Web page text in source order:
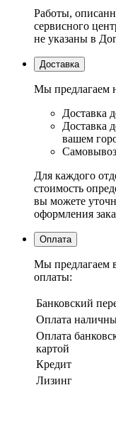
Работы,
сервисного
не указаны в
Доставка
Мы предлагаем
Доставка
Доставка
вашем
Для каждого
стоимость
вы можете
оформления
Оплата
Мы предлагаем
оплаты:
Банковский
Оплата
Оплата
картой
Кредит
Лизинг